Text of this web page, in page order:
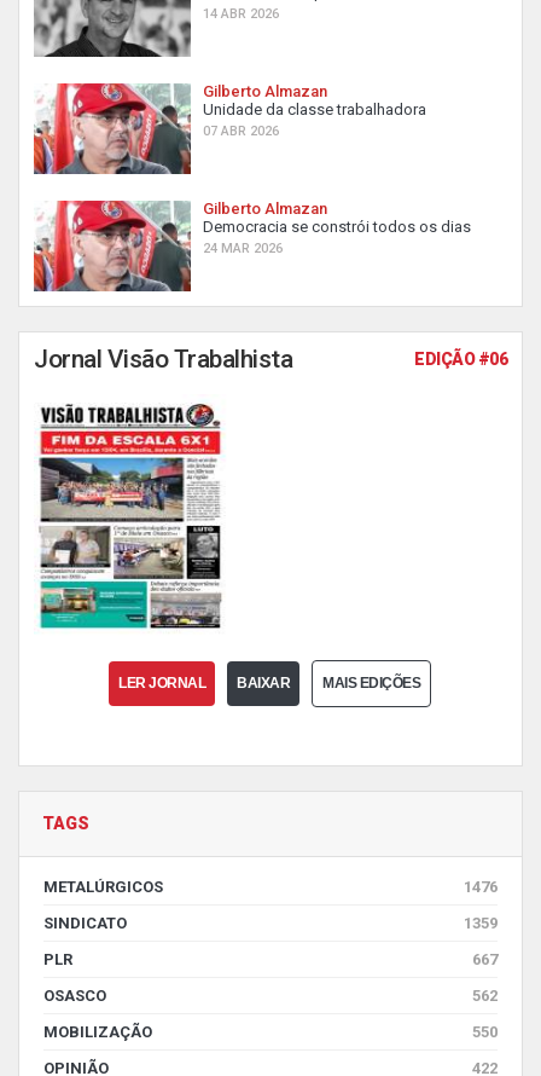
14 ABR 2026
Gilberto Almazan
Unidade da classe trabalhadora
07 ABR 2026
Gilberto Almazan
Democracia se constrói todos os dias
24 MAR 2026
Jornal Visão Trabalhista EDIÇÃO #06
LER JORNAL BAIXAR MAIS EDIÇÕES
TAGS
METALÚRGICOS
1476
SINDICATO
1359
PLR
667
OSASCO
562
MOBILIZAÇÃO
550
OPINIÃO
422